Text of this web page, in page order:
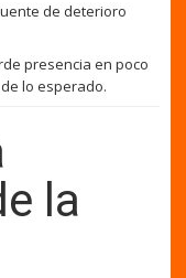
de deterioro
presencia en poco
lo esperado.
la